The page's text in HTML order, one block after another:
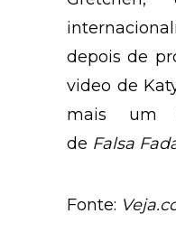
depois de
video de
mais um
de Falsa
Fonte: